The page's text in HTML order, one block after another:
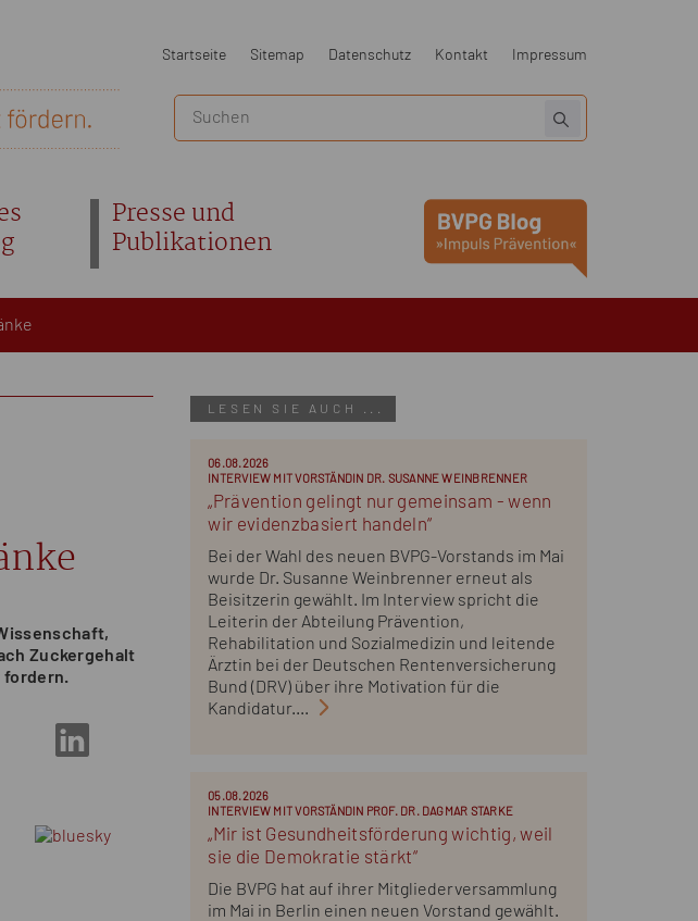
Startseite Sitemap Datenschutz Kontakt Impressum
Presse und
Publikationen
Zuckergehalt
fordern.
LESEN SIE AUCH ...
06.08.2026
INTERVIEW MIT VORSTÄNDIN DR. SUSANNE WEINBRENNER
„Prävention gelingt nur gemeinsam - wenn
wir evidenzbasiert handeln“
Bei der Wahl des neuen BVPG-Vorstands im Mai
wurde Dr. Susanne Weinbrenner erneut als
Beisitzerin gewählt. Im Interview spricht die
Leiterin der Abteilung Prävention,
Rehabilitation und Sozialmedizin und leitende
Ärztin bei der Deutschen Rentenversicherung
Bund (DRV) über ihre Motivation für die
Kandidatur....
05.08.2026
INTERVIEW MIT VORSTÄNDIN PROF. DR. DAGMAR STARKE
„Mir ist Gesundheitsförderung wichtig, weil
sie die Demokratie stärkt“
Die BVPG hat auf ihrer Mitgliederversammlung
im Mai in Berlin einen neuen Vorstand gewählt.